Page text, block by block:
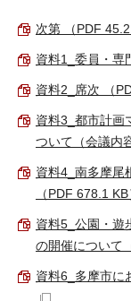
次第 （PDF 45.2
資料1_委員・専
資料2_席次 （
資料3_都市計画
ついて（会議内
資料4_南多摩尾
（PDF 678.1 KB
資料5_公園・遊
の開催について
資料6_多摩市に